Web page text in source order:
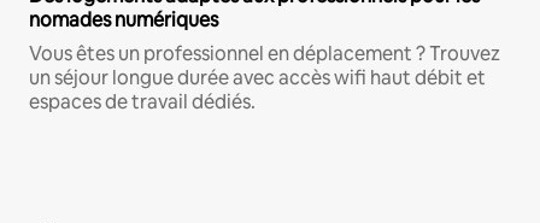
nomades numériques
Vous êtes un professionnel en déplacement ? Trouvez
un séjour longue durée avec accès wifi haut débit et
espaces de travail dédiés.